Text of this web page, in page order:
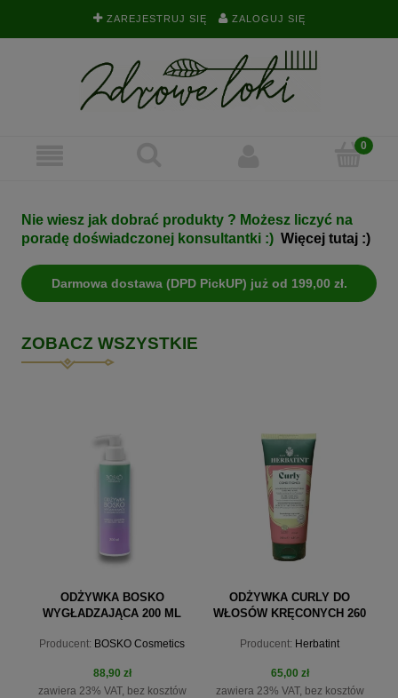
ZAREJESTRUJ SIĘ ZALOGUJ SIĘ
Nie wiesz jak dobrać produkty ? Możesz liczyć na
poradę doświadczonej konsultantki :) Więcej tutaj :)
Darmowa dostawa (DPD PickUP) już od 199,00 zł.
ZOBACZ WSZYSTKIE
ODŻYWKA BOSKO
WYGŁADZAJĄCA 200 ML
Producent: BOSKO Cosmetics
88,90 zł
zawiera 23% VAT, bez kosztów
ODŻYWKA CURLY DO
WŁOSÓW KRĘCONYCH 260
Producent: Herbatint
65,00 zł
zawiera 23% VAT, bez kosztów